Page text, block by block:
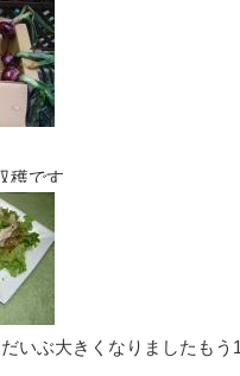
穫です
いぶ大きくなりましたもう